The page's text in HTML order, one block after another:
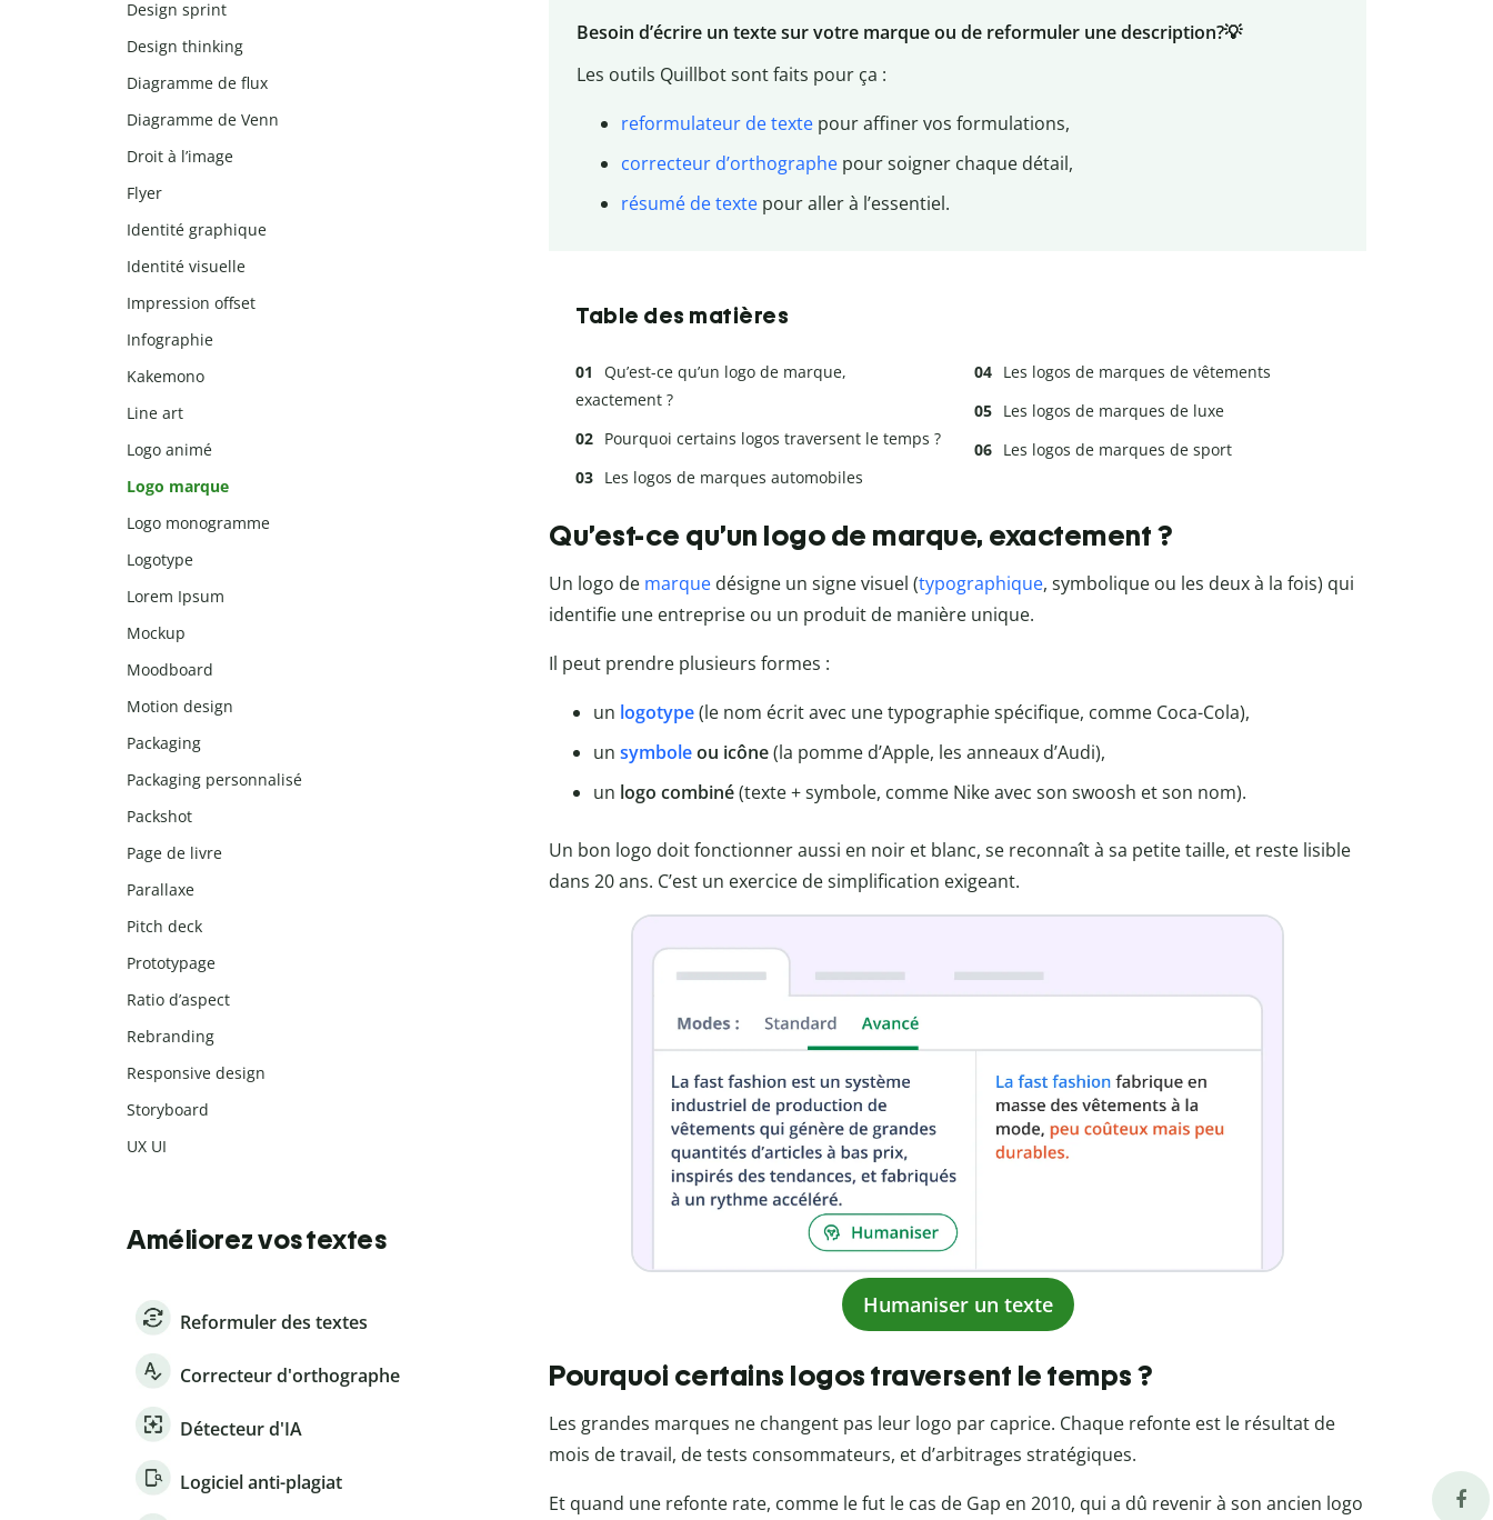
Besoin d’écrire un texte sur votre marque ou de reformuler une description?💡
Les outils Quillbot sont faits pour ça :
reformulateur de textepour affiner vos formulations,
correcteur d’orthographepour soigner chaque détail,
résumé de textepour aller à l’essentiel.
Table des matières
Qu’est-ce qu’un logo de marque,
exactement ?
Pourquoi certains logos traversent le temps ?
Les logos de marques automobiles
Les logos de marques de vêtements
Les logos de marques de luxe
Les logos de marques de sport
Qu’est-ce qu’un logo de marque, exactement ?
Un logo de marque désigne un signe visuel (typographique, symbolique ou les deux à la fois) qui
identifie une entreprise ou un produit de manière unique.
Il peut prendre plusieurs formes :
un logotype(le nom écrit avec une typographie spécifique, comme Coca-Cola),
un symboleou icône(la pomme d’Apple, les anneaux d’Audi),
un logo combiné(texte + symbole, comme Nike avec son swoosh et son nom).
Un bon logo doit fonctionner aussi en noir et blanc, se reconnaît à sa petite taille, et reste lisible
dans 20 ans. C’est un exercice de simplification exigeant.
Humaniser un texte
Pourquoi certains logos traversent le temps ?
Les grandes marques ne changent pas leur logo par caprice. Chaque refonte est le résultat de
mois de travail, de tests consommateurs, et d’arbitrages stratégiques.
Et quand une refonte rate, comme le fut le cas de Gap en 2010, qui a dû revenir à son ancien logo
Design sprint
Design thinking
Diagramme de flux
Diagramme de Venn
Droit à l’image
Flyer
Identité graphique
Identité visuelle
Impression offset
Infographie
Kakemono
Line art
Logo animé
Logo marque
Logo monogramme
Logotype
Lorem Ipsum
Mockup
Moodboard
Motion design
Packaging
Packaging personnalisé
Packshot
Page de livre
Parallaxe
Pitch deck
Prototypage
Ratio d’aspect
Rebranding
Responsive design
Storyboard
UX UI
Améliorez vos textes
Reformuler des textes
Correcteur d'orthographe
Détecteur d'IA
Logiciel anti-plagiat